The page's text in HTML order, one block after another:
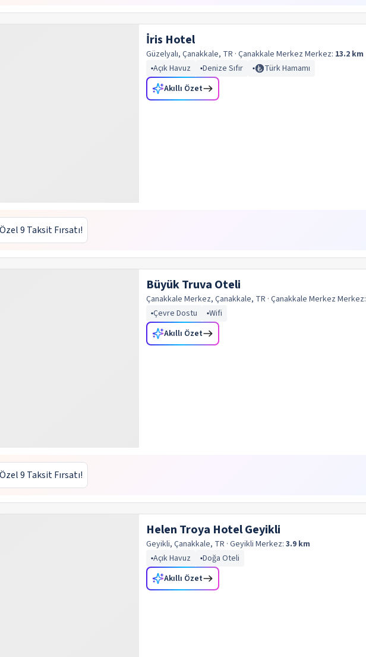
İris Hotel
Güzelyalı, Çanakkale, TR · Çanakkale Merkez Merkez: 13.2 km
Açık Havuz
Denize Sıfır
Türk Hamamı
Akıllı Özet
Özel 9 Taksit Fırsatı!
Büyük Truva Oteli
Çanakkale Merkez, Çanakkale, TR · Çanakkale Merkez Merkez:
Çevre Dostu
Wifi
Akıllı Özet
Özel 9 Taksit Fırsatı!
Helen Troya Hotel Geyikli
Geyikli, Çanakkale, TR · Geyikli Merkez: 3.9 km
Açık Havuz
Doğa Oteli
Akıllı Özet